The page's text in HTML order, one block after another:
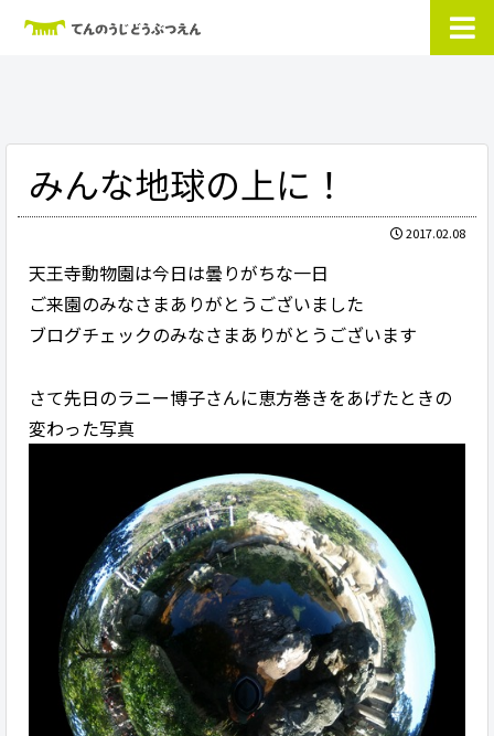
みんな地球の上に！
2017.02.08
天王寺動物園は今日は曇りがちな一日
ご来園のみなさまありがとうございました
ブログチェックのみなさまありがとうございます
さて先日のラニー博子さんに恵方巻きをあげたときの
変わった写真